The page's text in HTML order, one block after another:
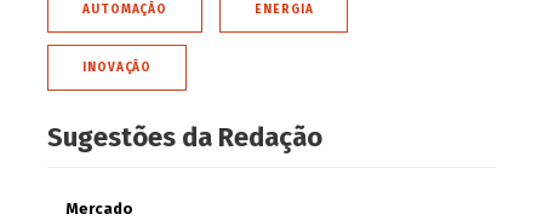
AUTOMAÇÃO ENERGIA
INOVAÇÃO
Sugestões da Redação
Mercado